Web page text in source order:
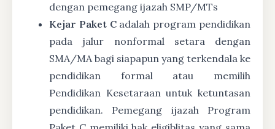
dengan pemegang ijazah SMP/MTs
Kejar Paket Cadalah program pendidikan
pada jalur nonformal setara dengan
SMA/MA bagi siapapun yang terkendala ke
pendidikan formal atau memilih
Pendidikan Kesetaraan untuk ketuntasan
pendidikan. Pemegang ijazah Program